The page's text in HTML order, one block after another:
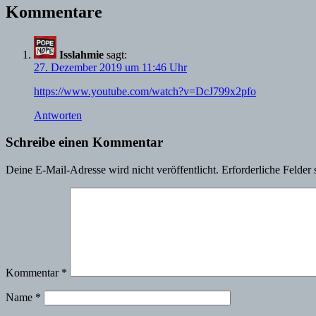
Kommentare
Isslahmie sagt:
27. Dezember 2019 um 11:46 Uhr
https://www.youtube.com/watch?v=DcJ799x2pfo
Antworten
Schreibe einen Kommentar
Deine E-Mail-Adresse wird nicht veröffentlicht. Erforderliche Felder
Kommentar *
Name *